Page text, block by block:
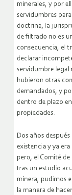
minerales, y por
servidumbres
doctrina, la
de filtrado no es
consecuencia, el
declarar
servidumbre legal
hubieron otras
demandados, y
dentro de plazo
propiedades.
Dos años
existencia y ya
pero, el Comité
tras un estudio
minera, pudimos
la manera de